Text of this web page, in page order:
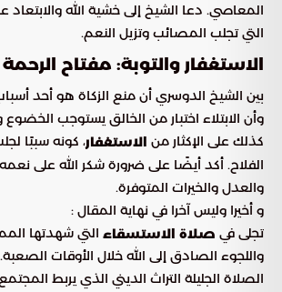
المعاصي. دعا الشيخ إلى خشية الله والابتعاد
التي تجلب المصائب وتزيل النعم.
الاستغفار والتوبة: مفتاح الرحمة
بين الشيخ الدوسري أن منع الزكاة هو أحد
وأن الابتلاء اختبار من الخالق يستوجب
كذلك على الإكثار من الاستغفار، كونه سببًا
الفلاح. أكد أيضًا على ضرورة شكر الله على نعمه
والعدل والخيرات المتوفرة.
و أخيرا وليس آخرا في نهاية المقال :
تجلى في صلاة الاستسقاء التي شهدتها
واللجوء الصادق إلى الله خلال الأوقات
الصلاة الجليلة التراث الديني الذي يربط